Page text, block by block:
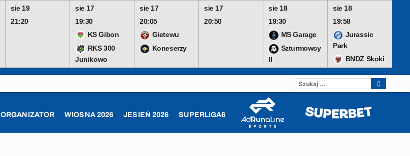
sie 19
21:20
sie 17
19:30
KS Gibon
RKS 300
Junikowo
sie 17
20:05
Gietewu
Koneserzy
sie 17
20:50
sie 18
19:30
MS Garage
Szturmowcy
II
sie 18
19:58
Jurassic
Park
BNDZ Skoki
ORGANIZATOR WIOSNA 2026 JESIEŃ 2026 SUPERLIGA6
SZUKAJ: